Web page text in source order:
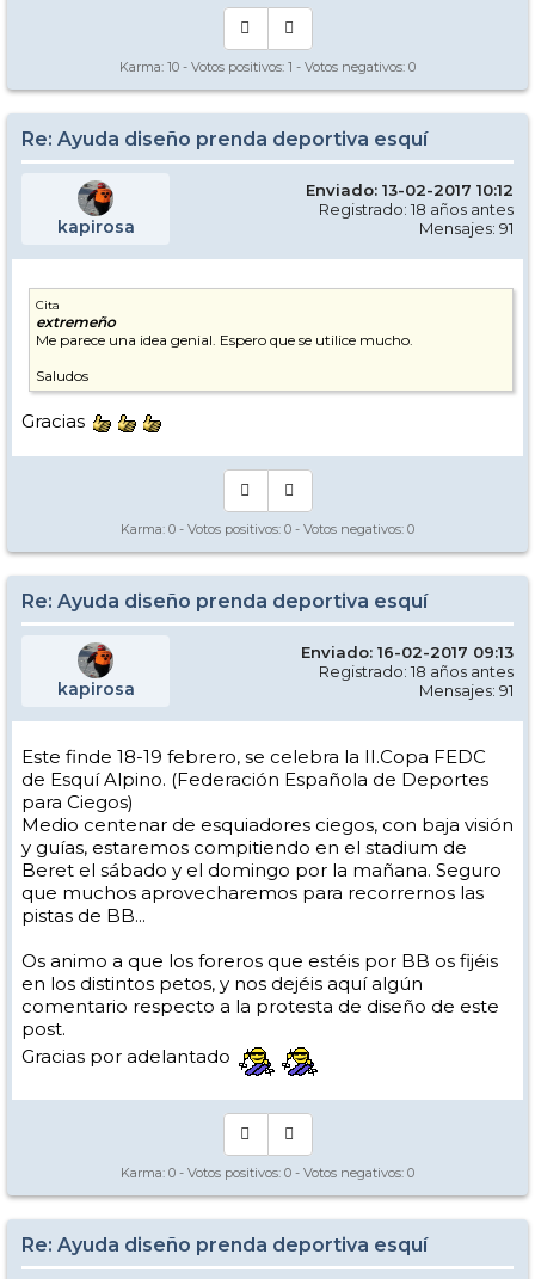
Karma: 10 - Votos positivos: 1 - Votos negativos: 0
Re: Ayuda diseño prenda deportiva esquí
kapirosa
Enviado: 13-02-2017 10:12
Registrado: 18 años antes
Mensajes: 91
Cita
extremeño
Me parece una idea genial. Espero que se utilice mucho.
Saludos
Gracias
Karma: 0 - Votos positivos: 0 - Votos negativos: 0
Re: Ayuda diseño prenda deportiva esquí
kapirosa
Enviado: 16-02-2017 09:13
Registrado: 18 años antes
Mensajes: 91
Este finde 18-19 febrero, se celebra la II.Copa FEDC
de Esquí Alpino. (Federación Española de Deportes
para Ciegos)
Medio centenar de esquiadores ciegos, con baja visión
y guías, estaremos compitiendo en el stadium de
Beret el sábado y el domingo por la mañana. Seguro
que muchos aprovecharemos para recorrernos las
pistas de BB...
Os animo a que los foreros que estéis por BB os fijéis
en los distintos petos, y nos dejéis aquí algún
comentario respecto a la protesta de diseño de este
post.
Gracias por adelantado
Karma: 0 - Votos positivos: 0 - Votos negativos: 0
Re: Ayuda diseño prenda deportiva esquí